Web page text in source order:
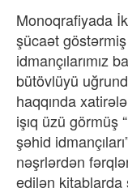
Monoqrafiyada
şücaət
idmançılarımız
bütövlüyü
haqqında
işıq üzü görmüş
şəhid
nəşrlərdən
edilən kitablarda